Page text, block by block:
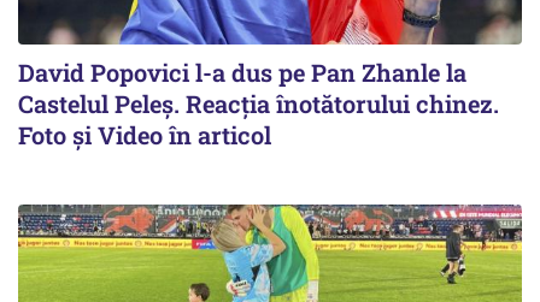
David Popovici l-a dus pe Pan Zhanle la
Castelul Peleş. Reacţia înotătorului chinez.
Foto şi Video în articol